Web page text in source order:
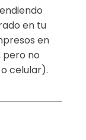
en tu
en
pero no
celular).